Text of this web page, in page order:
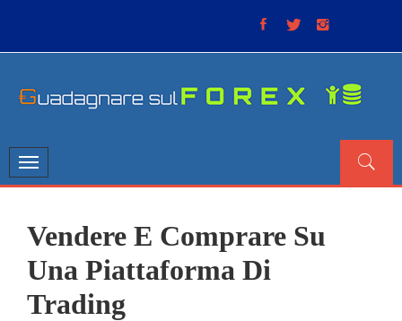
Toggle
navigation
Vendere E Comprare Su
Una Piattaforma Di
Trading